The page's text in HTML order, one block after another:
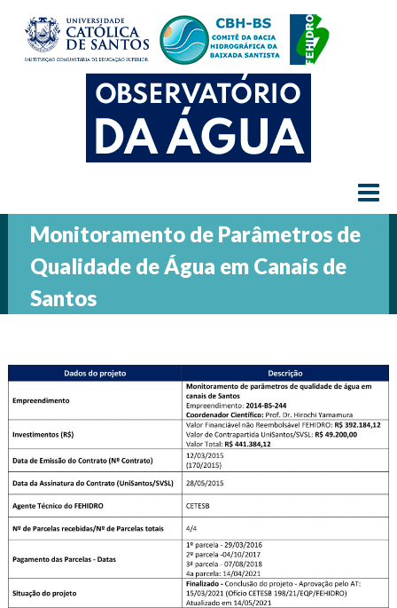
≡
Monitoramento de Parâmetros de
Qualidade de Água em Canais de
Santos